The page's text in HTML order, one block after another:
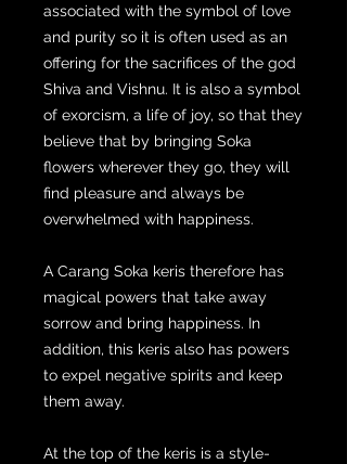
associated with the symbol of love
and purity so it is often used as an
offering for the sacrifices of the god
Shiva and Vishnu. It is also a symbol
of exorcism, a life of joy, so that they
believe that by bringing Soka
flowers wherever they go, they will
find pleasure and always be
overwhelmed with happiness.
A Carang Soka keris therefore has
magical powers that take away
sorrow and bring happiness. In
addition, this keris also has powers
to expel negative spirits and keep
them away.
At the top of the keris is a style-